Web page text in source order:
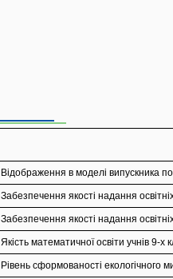
Відображення в моделі випускника
Забезпечення якості надання
Забезпечення якості надання
Якість математичної освіти учнів 9-х
Рівень сформованості екологічного